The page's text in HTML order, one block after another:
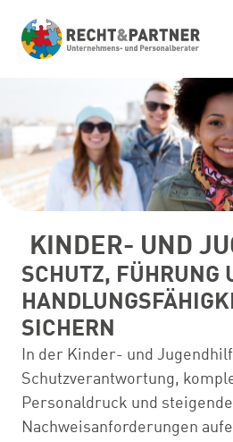
zum
Inhalt
KINDER- UND
SCHUTZ, FÜHRUNG
SICHERN
In der Kinder- und
Schutzverantwortung,
Personaldruck und steigende
Nachweisanforderungen